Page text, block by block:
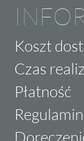
Koszt
Czas
Płatność
Regulamin